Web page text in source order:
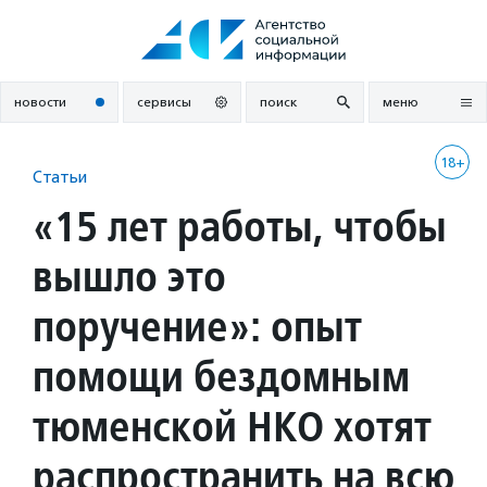
новости сервисы поиск меню
18+
Статьи
«15 лет работы, чтобы
вышло это
поручение»: опыт
помощи бездомным
тюменской НКО хотят
распространить на всю